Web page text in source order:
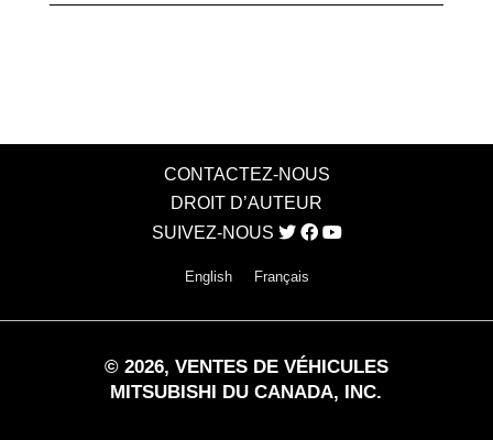
CONTACTEZ-NOUS
DROIT D’AUTEUR
SUIVEZ-NOUS
English Français
© 2026, VENTES DE VÉHICULES
MITSUBISHI DU CANADA, INC.